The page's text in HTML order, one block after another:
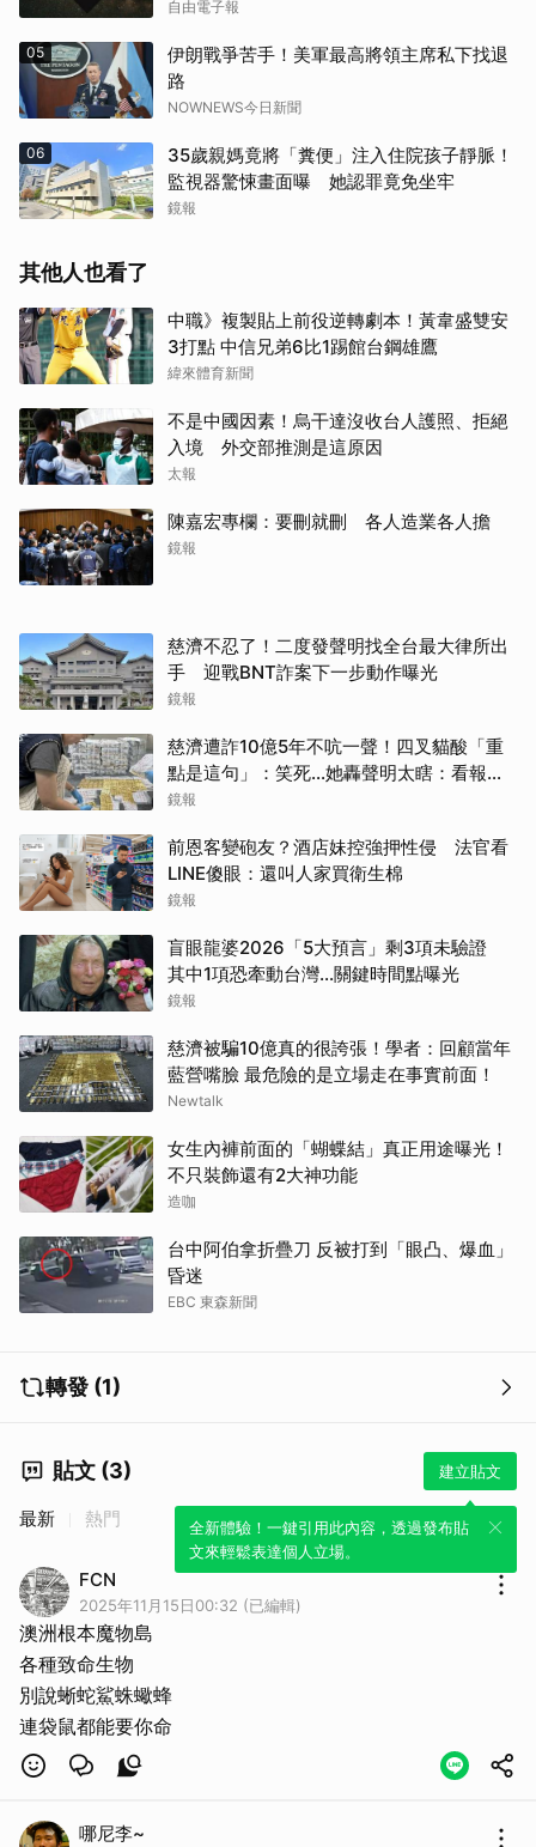
自由電子報
05
伊朗戰爭苦手！美軍最高將領主席私下找退
路
NOWNEWS今日新聞
06
35歲親媽竟將「糞便」注入住院孩子靜脈！
監視器驚悚畫面曝 她認罪竟免坐牢
鏡報
其他人也看了
中職》複製貼上前役逆轉劇本！黃韋盛雙安
3打點 中信兄弟6比1踢館台鋼雄鷹
緯來體育新聞
不是中國因素！烏干達沒收台人護照、拒絕
入境 外交部推測是這原因
太報
陳嘉宏專欄：要刪就刪 各人造業各人擔
鏡報
慈濟不忍了！二度發聲明找全台最大律所出
手 迎戰BNT詐案下一步動作曝光
鏡報
慈濟遭詐10億5年不吭一聲！四叉貓酸「重
點是這句」：笑死...她轟聲明太瞎：看報紙
才知被騙
鏡報
前恩客變砲友？酒店妹控強押性侵 法官看
LINE傻眼：還叫人家買衛生棉
鏡報
盲眼龍婆2026「5大預言」剩3項未驗證
其中1項恐牽動台灣...關鍵時間點曝光
鏡報
慈濟被騙10億真的很誇張！學者：回顧當年
藍營嘴臉 最危險的是立場走在事實前面！
Newtalk
女生內褲前面的「蝴蝶結」真正用途曝光！
不只裝飾還有2大神功能
造咖
台中阿伯拿折疊刀 反被打到「眼凸、爆血」
昏迷
EBC 東森新聞
轉發 (1)
貼文 (3) 建立貼文
全新體驗！一鍵引用此內容，透過發布貼
文來輕鬆表達個人立場。
最新 熱門
FCN
2025年11月15日00:32 (已編輯)
澳洲根本魔物島
各種致命生物
別說蜥蛇鯊蛛蠍蜂
連袋鼠都能要你命
哪尼李~